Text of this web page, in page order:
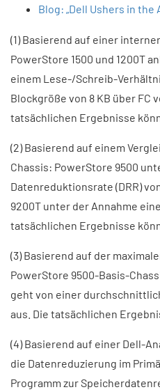
Blog: „Dell Ushers in the
(1) Basierend auf einer
PowerStore 1500 und 1200T
einem Lese-/Schreib-
Blockgröße von 8 KB über FC
tatsächlichen Ergebnisse
(2) Basierend auf einem
Chassis: PowerStore 9500
Datenreduktionsrate (DRR)
9200T unter der Annahme
tatsächlichen Ergebnisse
(3) Basierend auf der
PowerStore 9500-Basis-
geht von einer
aus. Die tatsächlichen
(4) Basierend auf einer Dell-
die Datenreduzierung im
Programm zur